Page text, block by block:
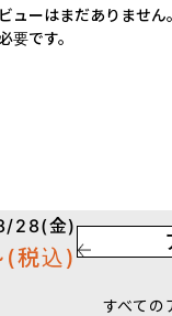
ューはまだありません。
要です。
28(金)
(税込)
すべての